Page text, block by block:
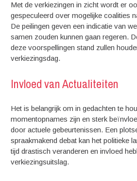
Met de verkiezingen in zicht wordt er
gespeculeerd over mogelijke coalities
De peilingen geven een indicatie van
samen zouden kunnen gaan regeren.
deze voorspellingen stand zullen
verkiezingsdag.
Invloed van Actualiteiten
Het is belangrijk om in gedachten te
momentopnames zijn en sterk
door actuele gebeurtenissen. Een
spraakmakend debat kan het politieke
tijd drastisch veranderen en invloed
verkiezingsuitslag.